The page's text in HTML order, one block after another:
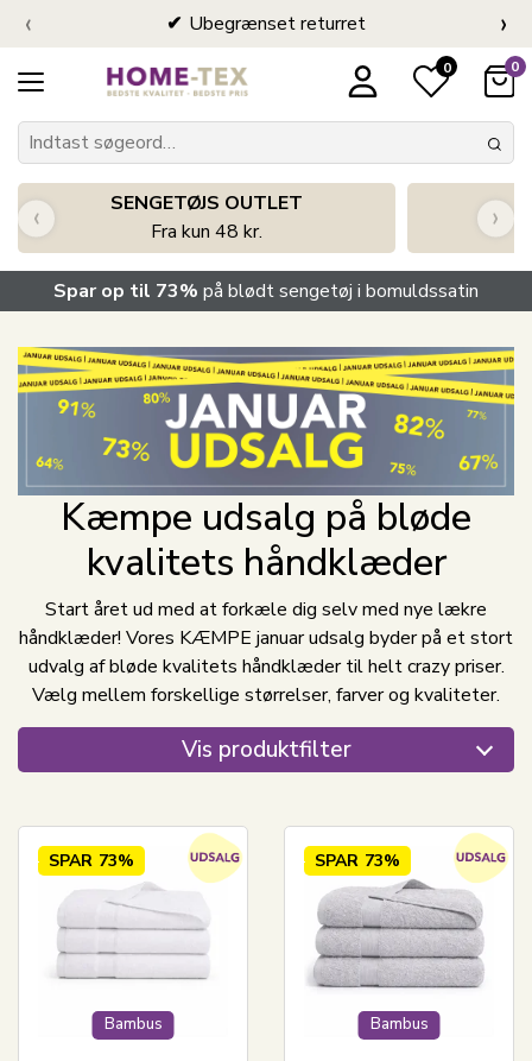
Ubegrænset returret
‹ ›
0 0
SENGETØJS OUTLET
Fra kun 48 kr.
‹ ›
Spar op til 73% på blødt sengetøj i bomuldssatin
Kæmpe udsalg på bløde
kvalitets håndklæder
Start året ud med at forkæle dig selv med nye lækre
håndklæder! Vores KÆMPE januar udsalg byder på et stort
udvalg af bløde kvalitets håndklæder til helt crazy priser.
Vælg mellem forskellige størrelser, farver og kvaliteter.
Vis produktfilter
Bambus
SPAR 73%
Bambus
SPAR 73%